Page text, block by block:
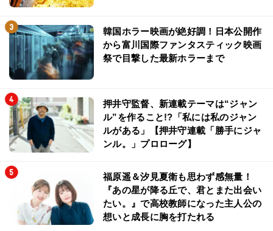
韓国ホラー映画が絶好調！日本公開作
から富川国際ファンタスティック映画
祭で目撃した最新ホラーまで
押井守監督、新連載テーマは“ジャン
ル”を作ること!?「私には私のジャン
ルがある」【押井守連載「勝手にジャ
ンル。」プロローグ】
福原遥＆汐見夏衛も思わず感無量！
『あの星が降る丘で、君とまた出会い
たい。』で高校教師になった主人公の
想いと成長に胸を打たれる